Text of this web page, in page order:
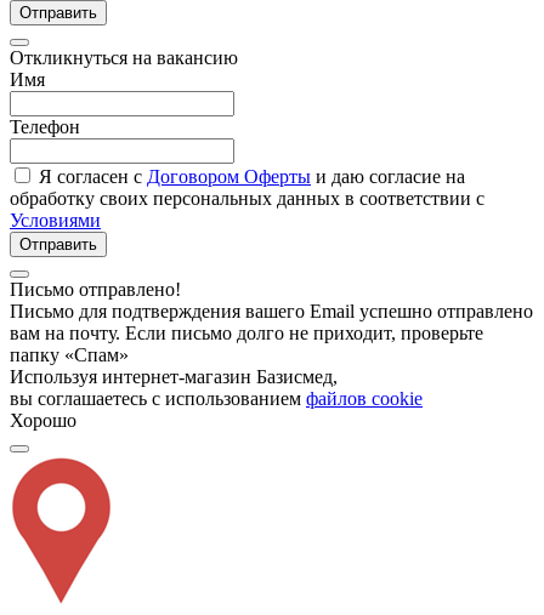
Отправить
Откликнуться на вакансию
Имя
Телефон
Я согласен с Договором Оферты и даю согласие на
обработку своих персональных данных в соответствии с
Условиями
Отправить
Письмо отправлено!
Письмо для подтверждения вашего Email успешно отправлено
вам на почту. Если письмо долго не приходит, проверьте
папку «Спам»
Используя интернет-магазин Базисмед,
вы соглашаетесь с использованием файлов cookie
Хорошо